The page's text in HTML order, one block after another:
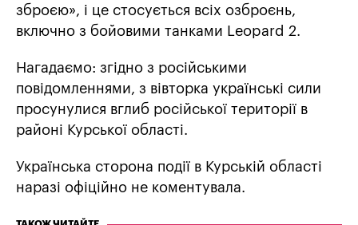
зброєю», і це стосується всіх озброєнь,
включно з бойовими танками Leopard 2.
Нагадаємо: згідно з російськими
повідомленнями, з вівторка українські сили
просунулися вглиб російської території в
районі Курської області.
Українська сторона події в Курській області
наразі офіційно не коментувала.